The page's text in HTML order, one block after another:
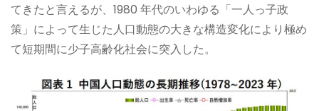
てきたと言えるが、1980 年代のいわゆる「一人っ子政
策」によって生じた人口動態の大きな構造変化により極め
て短期間に少子高齢化社会に突入した。